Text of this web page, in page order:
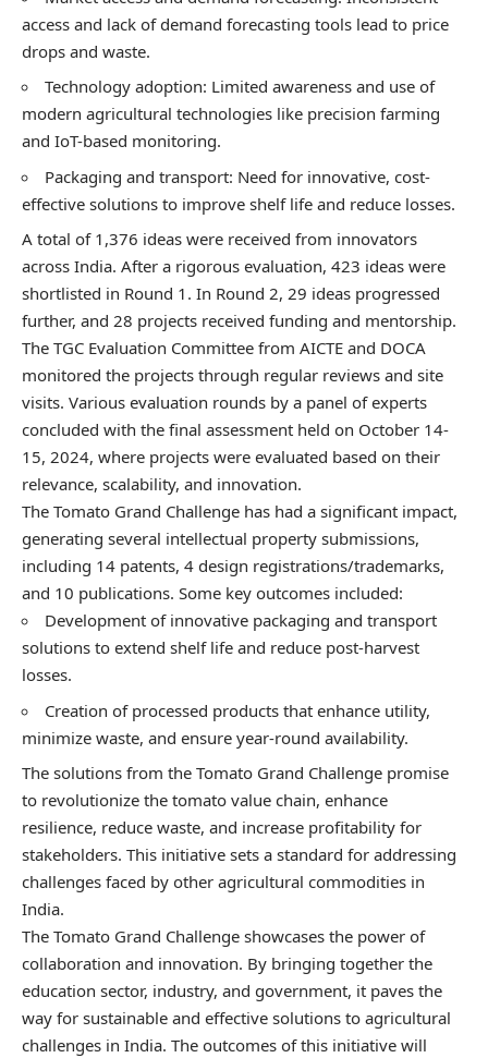
access and lack of demand forecasting tools lead to price
drops and waste.
Technology adoption: Limited awareness and use of
modern agricultural technologies like precision farming
and IoT-based monitoring.
Packaging and transport: Need for innovative, cost-
effective solutions to improve shelf life and reduce losses.
A total of 1,376 ideas were received from innovators
across India. After a rigorous evaluation, 423 ideas were
shortlisted in Round 1. In Round 2, 29 ideas progressed
further, and 28 projects received funding and mentorship.
The TGC Evaluation Committee from AICTE and DOCA
monitored the projects through regular reviews and site
visits. Various evaluation rounds by a panel of experts
concluded with the final assessment held on October 14-
15, 2024, where projects were evaluated based on their
relevance, scalability, and innovation.
The Tomato Grand Challenge has had a significant impact,
generating several intellectual property submissions,
including 14 patents, 4 design registrations/trademarks,
and 10 publications. Some key outcomes included:
Development of innovative packaging and transport
solutions to extend shelf life and reduce post-harvest
losses.
Creation of processed products that enhance utility,
minimize waste, and ensure year-round availability.
The solutions from the Tomato Grand Challenge promise
to revolutionize the tomato value chain, enhance
resilience, reduce waste, and increase profitability for
stakeholders. This initiative sets a standard for addressing
challenges faced by other agricultural commodities in
India.
The Tomato Grand Challenge showcases the power of
collaboration and innovation. By bringing together the
education sector, industry, and government, it paves the
way for sustainable and effective solutions to agricultural
challenges in India. The outcomes of this initiative will